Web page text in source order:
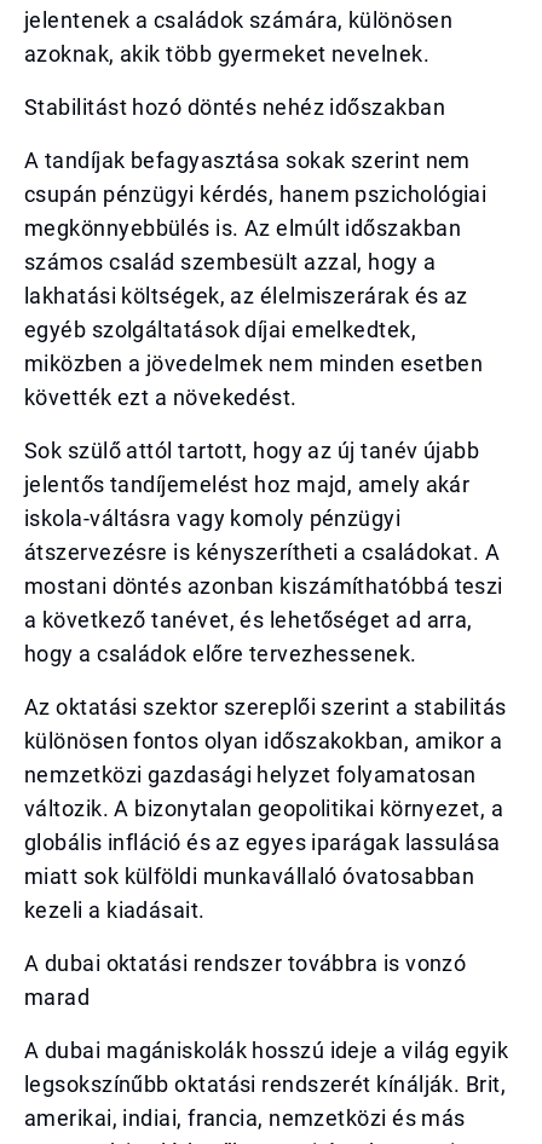
jelentenek a családok számára, különösen
azoknak, akik több gyermeket nevelnek.
Stabilitást hozó döntés nehéz időszakban
A tandíjak befagyasztása sokak szerint nem
csupán pénzügyi kérdés, hanem pszichológiai
megkönnyebbülés is. Az elmúlt időszakban
számos család szembesült azzal, hogy a
lakhatási költségek, az élelmiszerárak és az
egyéb szolgáltatások díjai emelkedtek,
miközben a jövedelmek nem minden esetben
követték ezt a növekedést.
Sok szülő attól tartott, hogy az új tanév újabb
jelentős tandíjemelést hoz majd, amely akár
iskola-váltásra vagy komoly pénzügyi
átszervezésre is kényszerítheti a családokat. A
mostani döntés azonban kiszámíthatóbbá teszi
a következő tanévet, és lehetőséget ad arra,
hogy a családok előre tervezhessenek.
Az oktatási szektor szereplői szerint a stabilitás
különösen fontos olyan időszakokban, amikor a
nemzetközi gazdasági helyzet folyamatosan
változik. A bizonytalan geopolitikai környezet, a
globális infláció és az egyes iparágak lassulása
miatt sok külföldi munkavállaló óvatosabban
kezeli a kiadásait.
A dubai oktatási rendszer továbbra is vonzó
marad
A dubai magániskolák hosszú ideje a világ egyik
legsokszínűbb oktatási rendszerét kínálják. Brit,
amerikai, indiai, francia, nemzetközi és más